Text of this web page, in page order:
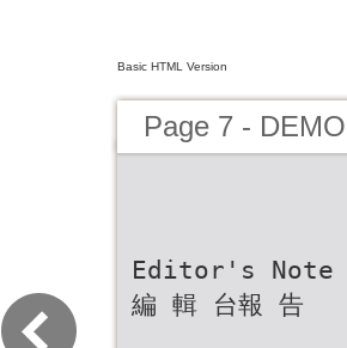
Basic HTML Version
Page 7 - DEMO
Editor's Note
編 輯 台報 告